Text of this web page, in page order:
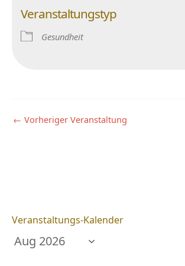
Veranstaltungstyp
Gesundheit
← Vorheriger Veranstaltung
Veranstaltungs-Kalender